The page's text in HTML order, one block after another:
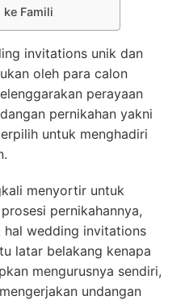
ke Famili
invitations unik dan
oleh para calon
perayaan
pernikahan yakni
untuk menghadiri
menyortir untuk
pernikahannya,
hal wedding invitations
latar belakang kenapa
mengurusnya sendiri,
undangan